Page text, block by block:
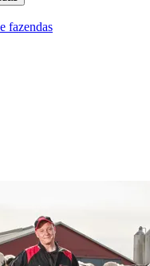
fazendas